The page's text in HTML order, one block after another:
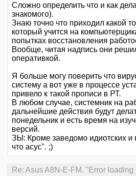
Сложно определить что и как
знакомого).
Знаю точно что приходил какой
который учится на
попытках восстановления
Вообще, читая надпись они
оперативкой.
Я больше могу поверить что
систему а вот уже в процессе
привело к такой прописи в РТ.
В любом случае, системник на
дальнейшие действия будут
понедельник и есть время на
версий.
ЗЫ: Кроме заведомо идиотских и
что асус". ;)
Re: Asus A8N-E-FM. "Error